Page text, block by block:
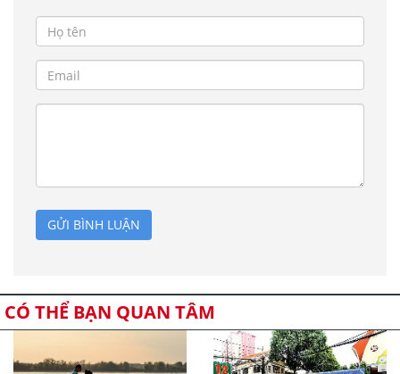
GỬI BÌNH LUẬN
CÓ THỂ BẠN QUAN TÂM